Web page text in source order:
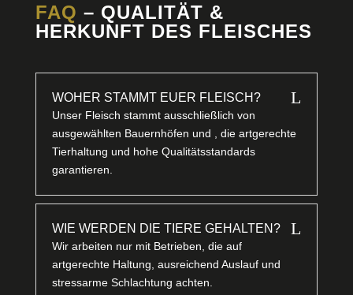
FAQ – QUALITÄT &
HERKUNFT DES FLEISCHES
WOHER STAMMT EUER FLEISCH? L
Unser Fleisch stammt ausschließlich von
ausgewählten Bauernhöfen und , die artgerechte
Tierhaltung und hohe Qualitätsstandards
garantieren.
WIE WERDEN DIE TIERE GEHALTEN? L
Wir arbeiten nur mit Betrieben, die auf
artgerechte Haltung, ausreichend Auslauf und
stressarme Schlachtung achten.